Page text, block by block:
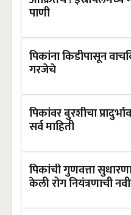
पाणी
पिकांना किडीपासून
गरजेचे
पिकांवर बुरशीचा प्रादुर्भाव
सर्व माहिती
पिकांची गुणवत्ता सुधारणार; शास्त्रज्ञांनी
केली रोग नियंत्रणाची